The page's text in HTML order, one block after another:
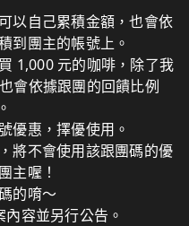
以自己累積金額，也會依
到團主的帳號上。
1,000 元的咖啡，除了我
會依據跟團的回饋比例
優惠，擇優使用。
將不會使用該跟團碼的優
主喔！
的唷～
容並另行公告。